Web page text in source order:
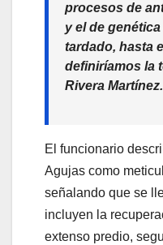
procesos de
y el de
tardado, hasta
definiríamos la
Rivera Martínez.
El funcionario
Agujas como
señalando que se
incluyen la
extenso predio,